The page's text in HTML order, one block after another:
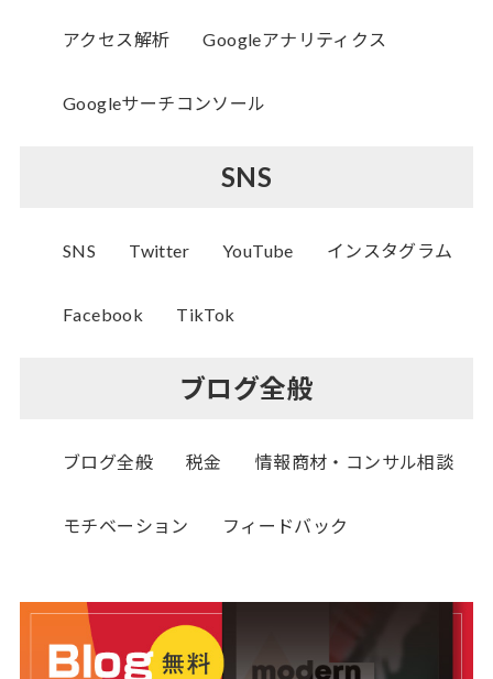
アクセス解析 Googleアナリティクス
Googleサーチコンソール
SNS
SNS Twitter YouTube インスタグラム
Facebook TikTok
ブログ全般
ブログ全般 税金 情報商材・コンサル相談
モチベーション フィードバック